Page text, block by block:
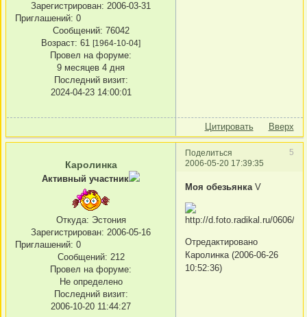
Зарегистрирован: 2006-03-31
Приглашений: 0
Сообщений: 76042
Возраст: 61 [1964-10-04]
Провел на форуме:
9 месяцев 4 дня
Последний визит:
2024-04-23 14:00:01
Цитировать Вверх
Поделиться
5
2006-05-20 17:39:35
Каролинка
Активный участник
Откуда: Эстония
Зарегистрирован: 2006-05-16
Приглашений: 0
Сообщений: 212
Провел на форуме:
Не определено
Последний визит:
2006-10-20 11:44:27
Моя обезьянкаV
Отредактировано
Каролинка (2006-06-26
10:52:36)